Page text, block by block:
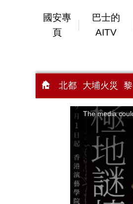
國安專
頁
巴士的
AITV
北都 大埔火災
is
window.
The media